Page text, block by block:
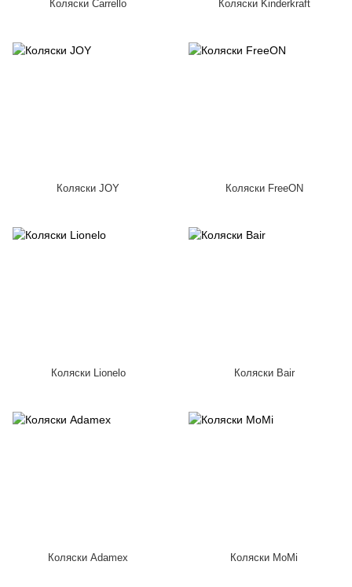
Коляски Carrello Коляски Kinderkraft
Коляски JOY Коляски FreeON
Коляски Lionelo Коляски Bair
Коляски Adamex Коляски MoMi